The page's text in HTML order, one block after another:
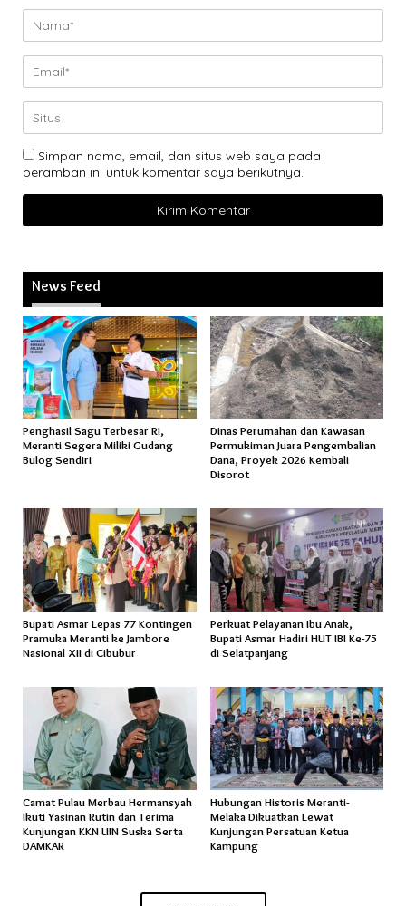
Simpan nama, email, dan situs web saya pada
peramban ini untuk komentar saya berikutnya.
News Feed
Penghasil Sagu Terbesar RI,
Meranti Segera Miliki Gudang
Bulog Sendiri
Dinas Perumahan dan Kawasan
Permukiman Juara Pengembalian
Dana, Proyek 2026 Kembali
Disorot
Bupati Asmar Lepas 77 Kontingen
Pramuka Meranti ke Jambore
Nasional XII di Cibubur
Perkuat Pelayanan Ibu Anak,
Bupati Asmar Hadiri HUT IBI Ke-75
di Selatpanjang
Camat Pulau Merbau Hermansyah
Ikuti Yasinan Rutin dan Terima
Kunjungan KKN UIN Suska Serta
DAMKAR
Hubungan Historis Meranti-
Melaka Dikuatkan Lewat
Kunjungan Persatuan Ketua
Kampung